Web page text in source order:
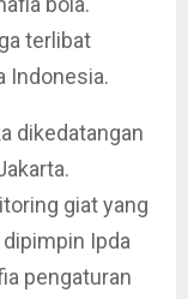
terlibat
Indonesia.
dikedatangan
giat yang
Ipda
pengaturan